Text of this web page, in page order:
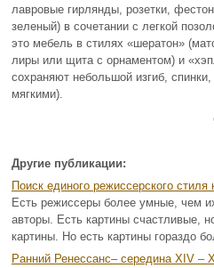
лавровые гирлянды, розетки,
зеленый) в сочетании с легкой
это мебель в стилях «шератон»
лиры или щита с орнаментом) и
сохраняют небольшой изгиб,
мягкими).
Другие публикации:
Поиск единого режиссерского
Есть режиссеры более умные, чем
авторы. Есть картины счастливые,
картины. Но есть картины гораздо
Ранний Ренессанс– середина XIV –